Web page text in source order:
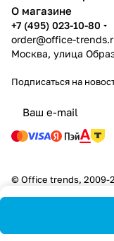
О магазине
+7 (495) 023-10-80
order@office-
Москва, улица
Подписаться на
© Office trends, 2009-